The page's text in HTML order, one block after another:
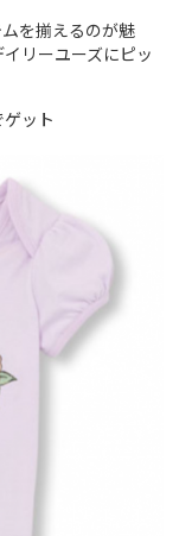
を揃えるのが魅
リーユーズにピッ
ット